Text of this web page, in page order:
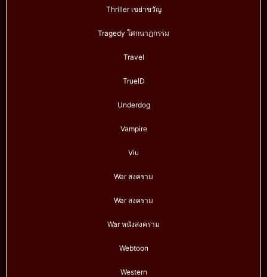
Thriller เขย่าขวัญ
Tragedy โศกนาฏกรรม
Travel
TrueID
Underdog
Vampire
Viu
War สงคราม
War สงคราม
War หนังสงคราม
Webtoon
Western